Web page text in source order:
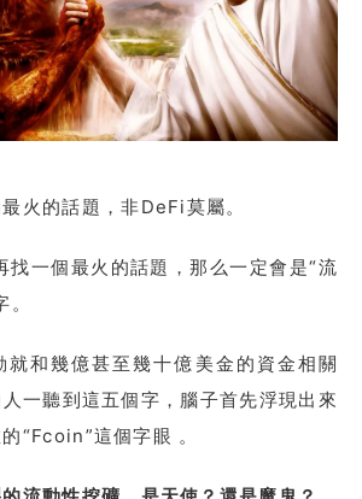
火的話題，非DeFi莫屬。
一個最火的話題，那么一定會是“流
就和幾億甚至幾十億美金的資金相關
一聽到這五個字，腦子首先浮現出來
“Fcoin”這個字眼 。